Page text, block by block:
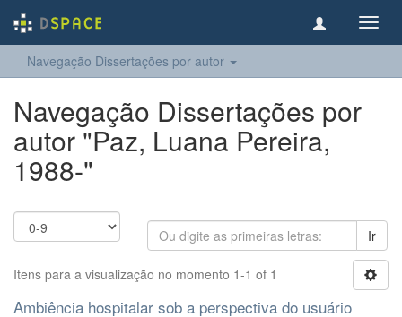
Navegação Dissertações por autor
Navegação Dissertações por
autor "Paz, Luana Pereira,
1988-"
Ir
Itens para a visualização no momento 1-1 of 1
Ambiência hospitalar sob a perspectiva do usuário